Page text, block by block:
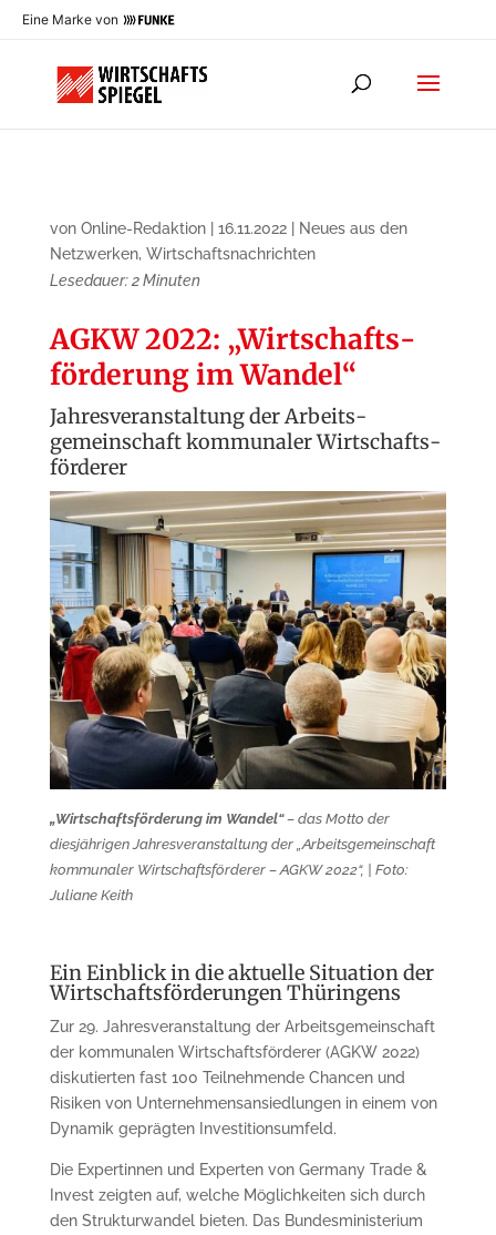
Eine Marke von
von Online-Redaktion| 16.11.2022|
Neues aus den
Netzwerken, Wirtschaftsnachrichten
Lesedauer: 2 Minuten
AGKW 2022: „Wirtschafts­
förderung im Wandel“
Jahresveranstaltung der Arbeits­
gemeinschaft kommunaler Wirtschafts­
förderer
„Wirtschaftsförderung im Wandel“– das Motto der
diesjährigen Jahresveranstaltung der „Arbeitsgemeinschaft
kommunaler Wirtschaftsförderer – AGKW 2022“, | Foto:
Juliane Keith
Ein Einblick in die aktuelle Situation der
Wirtschafts­förderungen Thüringens
Zur 29. Jahresveranstaltung der Arbeits­gemeinschaft
der kommunalen Wirtschafts­­förderer (AGKW 2022)
diskutierten fast 100 Teilnehmende Chancen und
Risiken von Unter­nehmensansiedlungen in einem von
Dynamik geprägten Investitionsumfeld.
Die Expertinnen und Experten von Germany Trade &
Invest zeigten auf, welche Möglichkeiten sich durch
den Strukturwandel bieten. Das Bundes­ministerium